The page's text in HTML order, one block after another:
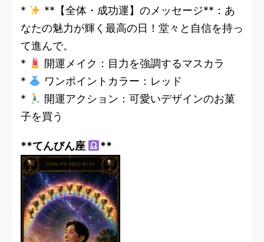
*
**【全体・成功運】のメッセージ**：あ
なたの魅力が輝く最高の日！堂々と自信を持っ
て進んで。
*
開運メイク：目力を強調するマスカラ
*
ワンポイントカラー：レッド
*
開運アクション：可愛いデザインのお菓
子を買う
**てんびん座 **